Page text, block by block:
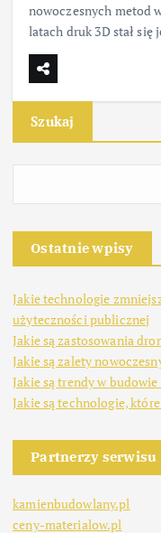
nowoczesnych metod
latach druk 3D stał
Szukaj
Ostatnie wpisy
Jakie technologie
użyteczności publicznej
Jakie są zastosowania
Jakie są zalety
Jakie są trendy w
Jakie są technologie,
Partnerzy serwisu
kamienbudowlany.pl
ceny-materialow.pl